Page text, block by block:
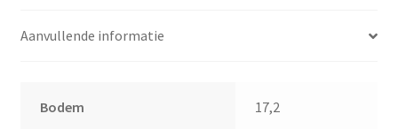
Aanvullende informatie
Bodem 17,2